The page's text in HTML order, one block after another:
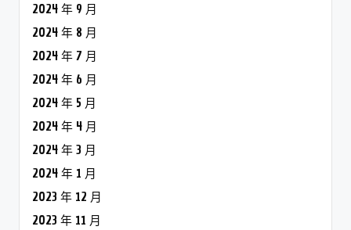
2024 年 9 月
2024 年 8 月
2024 年 7 月
2024 年 6 月
2024 年 5 月
2024 年 4 月
2024 年 3 月
2024 年 1 月
2023 年 12 月
2023 年 11 月